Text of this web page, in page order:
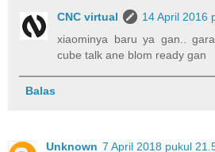
CNC virtual
14 April 2016
xiaominya baru ya gan..
cube talk ane blom ready gan
Balas
Unknown 7 April 2018 pukul